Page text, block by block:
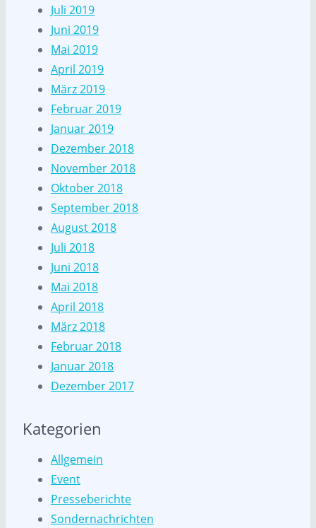
Juli 2019
Juni 2019
Mai 2019
April 2019
März 2019
Februar 2019
Januar 2019
Dezember 2018
November 2018
Oktober 2018
September 2018
August 2018
Juli 2018
Juni 2018
Mai 2018
April 2018
März 2018
Februar 2018
Januar 2018
Dezember 2017
Kategorien
Allgemein
Event
Presseberichte
Sondernachrichten